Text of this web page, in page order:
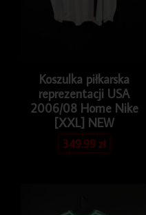
Koszulka piłkarska
reprezentacji USA
2006/08 Home Nike
[XXL] NEW
349.99zł